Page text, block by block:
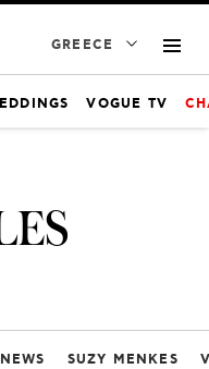
GREECE
VOGUE TV
NEWS SUZY MENKES